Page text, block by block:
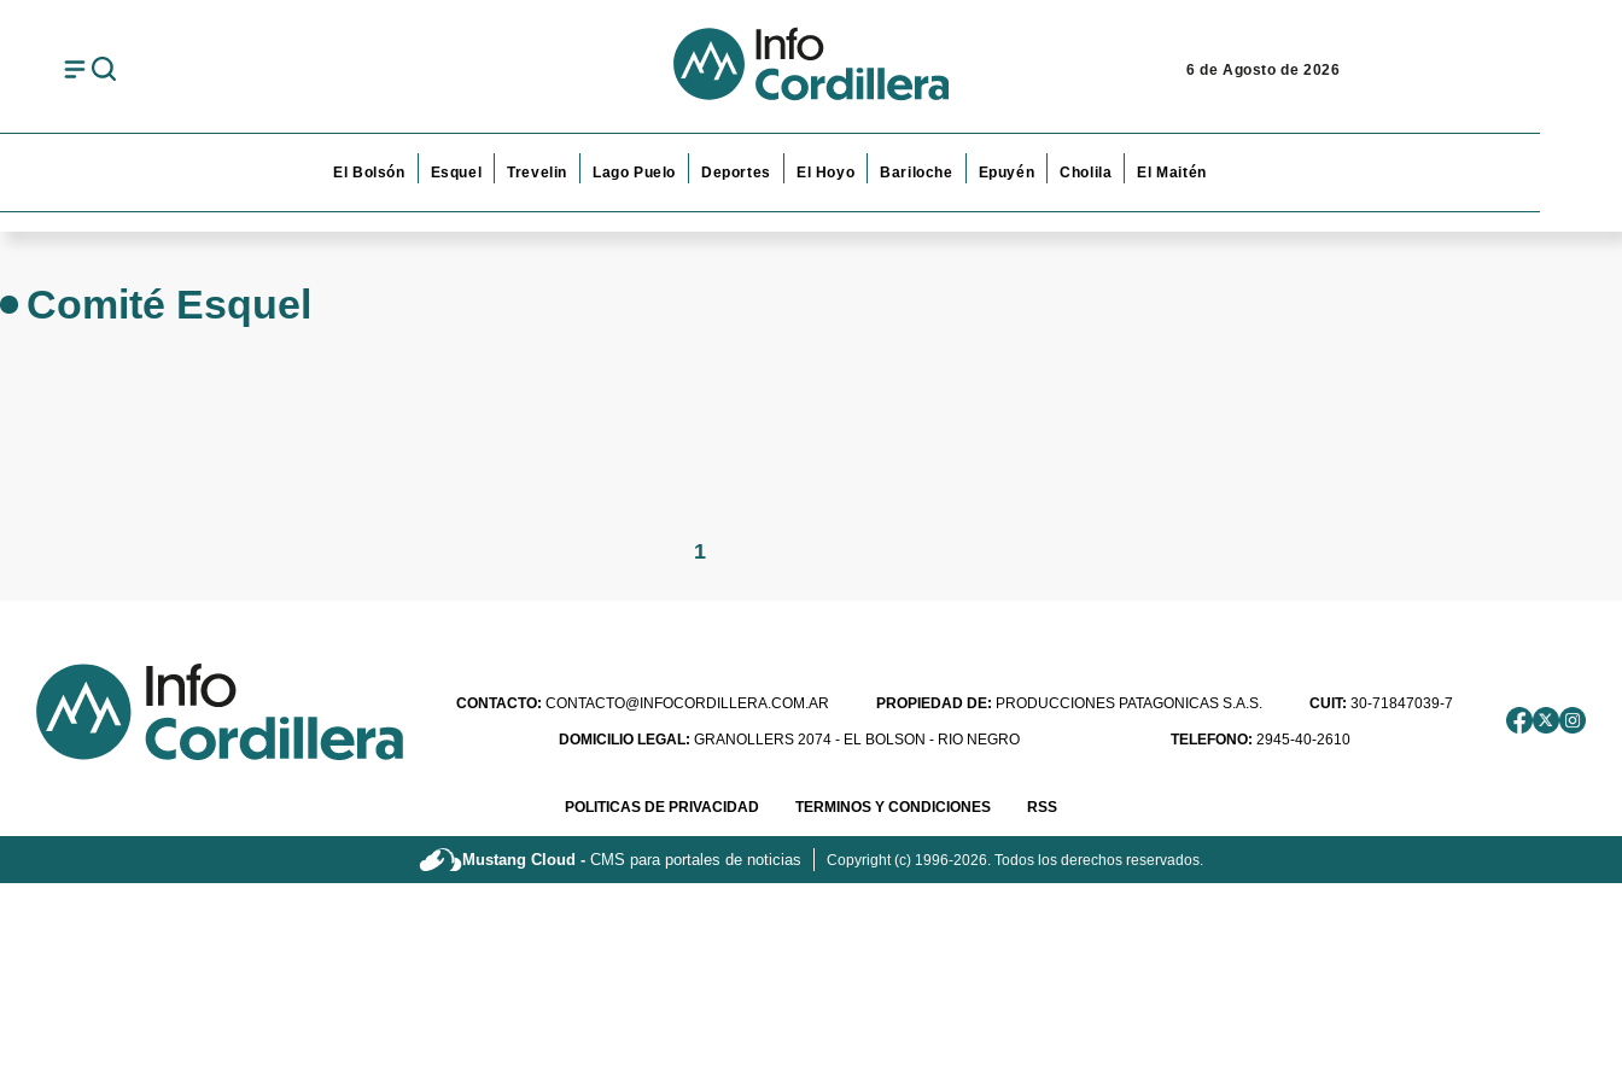
6 de Agosto de 2026
El Bolsón Esquel Trevelin Lago Puelo Deportes El Hoyo Bariloche Epuyén Cholila El Maitén
Comité Esquel
1
CONTACTO: CONTACTO@INFOCORDILLERA.COM.AR PROPIEDAD DE: PRODUCCIONES PATAGONICAS S.A.S. CUIT: 30-71847039-7
DOMICILIO LEGAL:GRANOLLERS 2074 - EL BOLSON - RIO NEGRO TELEFONO: 2945-40-2610
POLITICAS DE PRIVACIDAD TERMINOS Y CONDICIONES RSS
Mustang Cloud - CMS para portales de noticias Copyright (c) 1996-2026. Todos los derechos reservados.